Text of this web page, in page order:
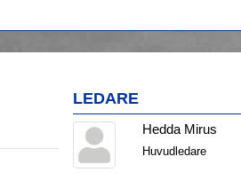
LEDARE
Hedda Mirus
Huvudledare